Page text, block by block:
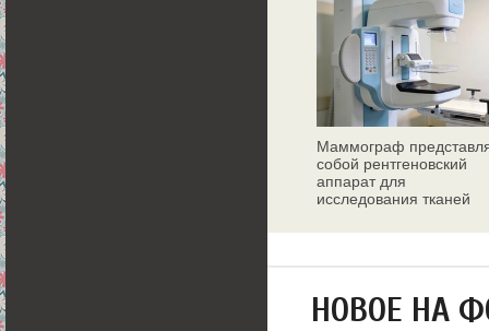
Маммограф
собой рентгеновский
аппарат для
исследования тканей
НОВОЕ НА